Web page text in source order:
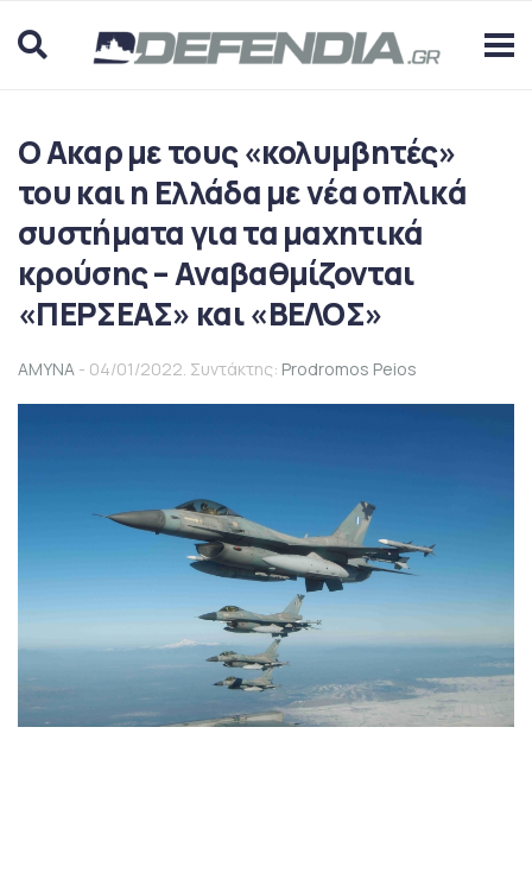
O Ακαρ με τους «κολυμβητές»
του και η Ελλάδα με νέα οπλικά
συστήματα για τα μαχητικά
κρούσης – Αναβαθμίζονται
«ΠΕΡΣΕΑΣ» και «ΒΕΛΟΣ»
ΑΜΥΝΑ - 04/01/2022. Συντάκτης: Prodromos Peios